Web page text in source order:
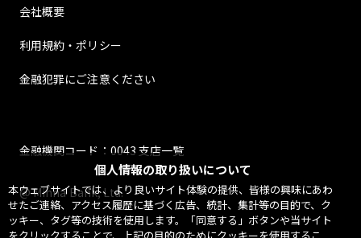
個人情報の取り扱いについて
本ウェブサイトでは、より良いサイト体験の提供、皆様の興味にあわ
せたご連絡、アクセス履歴に基づく広告、統計、集計等の目的で、ク
ッキー、タグ等の技術を使用します。「同意する」ボタンや当サイト
会社概要
利用規約・ポリシー
金融犯罪にご注意ください
金融機関コード：0043 支店一覧
@ Minna Bank, Ltd.